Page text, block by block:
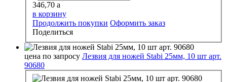
346,70 a
в корзину
Продолжить покупки Оформить заказ
Поделиться
цена по запросу Лезвия для ножей Stabi 25мм, 10 шт арт.
90680